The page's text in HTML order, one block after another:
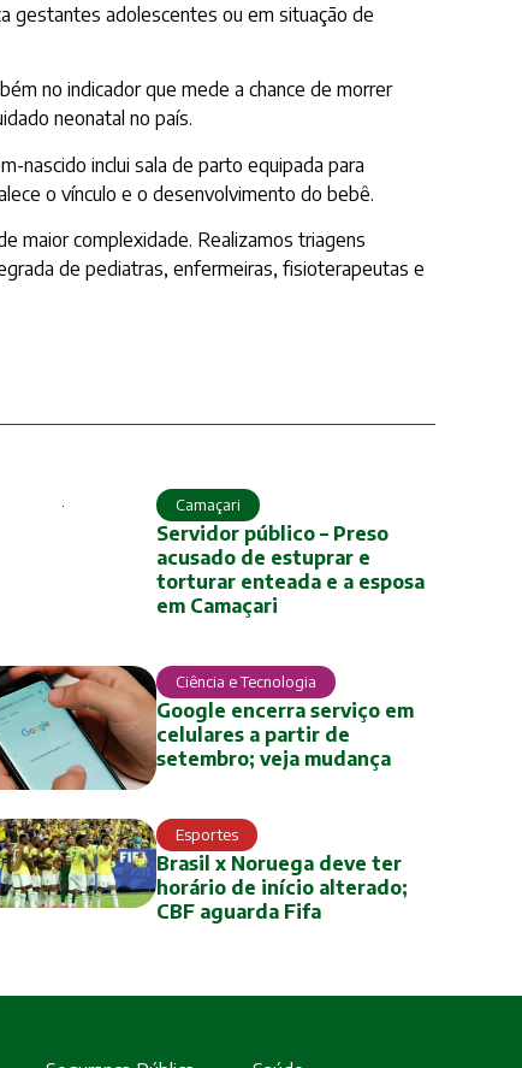
gestantes adolescentes ou em situação de
no indicador que mede a chance de morrer
neonatal no país.
nascido inclui sala de parto equipada para
o vínculo e o desenvolvimento do bebê.
maior complexidade. Realizamos triagens
de pediatras, enfermeiras, fisioterapeutas e
Camaçari
Servidor público – Preso
acusado de estuprar e
torturar enteada e a esposa
em Camaçari
Ciência e Tecnologia
Google encerra serviço em
celulares a partir de
setembro; veja mudança
Esportes
Brasil x Noruega deve ter
horário de início alterado;
CBF aguarda Fifa